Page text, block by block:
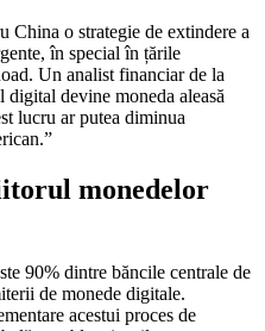
China o strategie de extindere a
în special în țările
Un analist financiar de la
digital devine moneda aleasă
lucru ar putea diminua
monedelor
90% dintre băncile centrale de
de monede digitale.
acestui proces de